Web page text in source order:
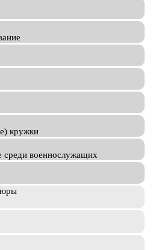
кружки
среди военнослужащих